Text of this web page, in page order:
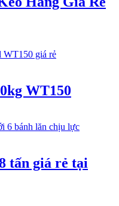
WT150
tấn giá rẻ tại